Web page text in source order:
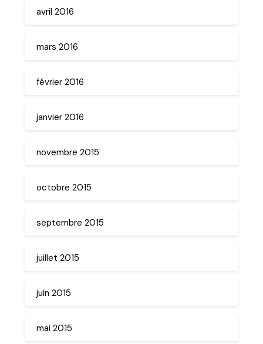
avril 2016
mars 2016
février 2016
janvier 2016
novembre 2015
octobre 2015
septembre 2015
juillet 2015
juin 2015
mai 2015